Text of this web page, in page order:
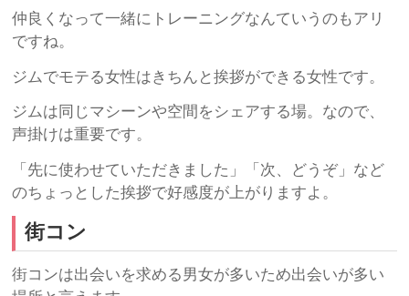
仲良くなって一緒にトレーニングなんていうのもアリ
ですね。
ジムでモテる女性はきちんと挨拶ができる女性です。
ジムは同じマシーンや空間をシェアする場。なので、
声掛けは重要です。
「先に使わせていただきました」「次、どうぞ」など
のちょっとした挨拶で好感度が上がりますよ。
街コン
街コンは出会いを求める男女が多いため出会いが多い